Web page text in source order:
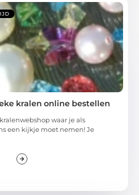
kralen online bestellen
waar je als
een kijkje moet nemen! Je